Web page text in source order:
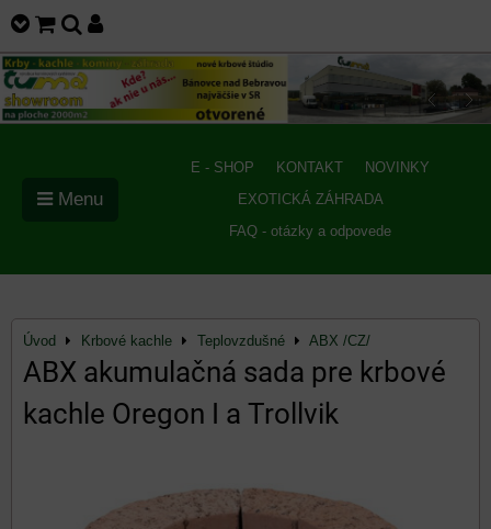
E - SHOP KONTAKT
NOVINKY
EXOTICKÁ ZÁHRADA
FAQ - otázky a odpovede
Menu
Úvod Krbové kachle Teplovzdušné ABX /CZ/
ABX akumulačná sada pre krbové
kachle Oregon I a Trollvik